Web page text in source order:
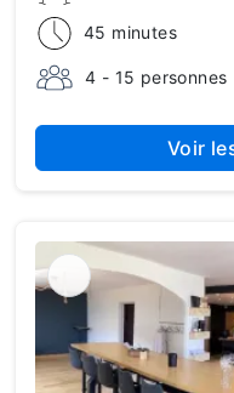
45 minutes
4 - 15 personnes
Voir